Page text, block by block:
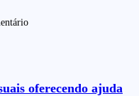
oferecendo ajuda